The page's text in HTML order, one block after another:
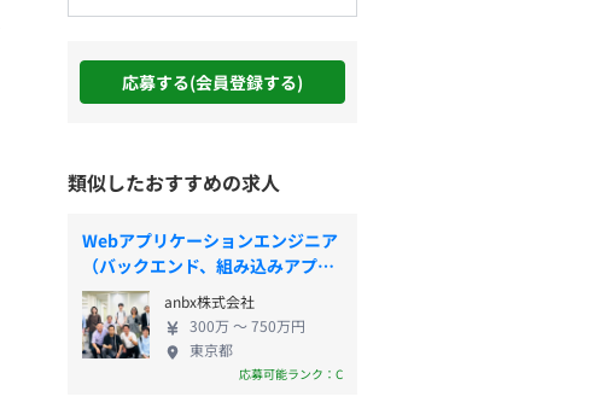
応募する(会員登録する)
類似したおすすめの求人
Webアプリケーションエンジニア
（バックエンド、組み込みアプ
リ）
anbx株式会社
300万 〜 750万円
東京都
応募可能ランク：C